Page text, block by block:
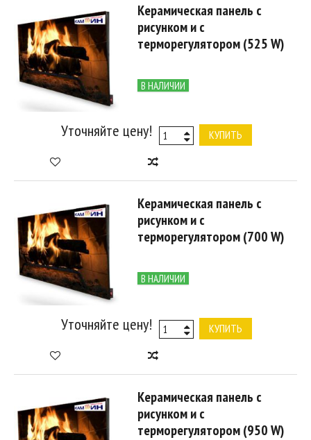
Керамическая панель с
рисунком и с
терморегулятором (525 W)
В НАЛИЧИИ
Уточняйте цену! КУПИТЬ
Керамическая панель с
рисунком и с
терморегулятором (700 W)
В НАЛИЧИИ
Уточняйте цену! КУПИТЬ
Керамическая панель с
рисунком и с
терморегулятором (950 W)